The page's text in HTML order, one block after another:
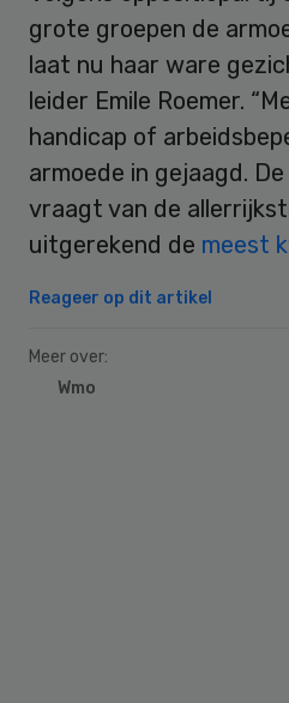
grote groepen de
laat nu haar ware
leider Emile Roemer.
handicap of
armoede in gejaagd.
vraagt van de
uitgerekend de meest
Reageer op dit artikel
Meer over:
Wmo